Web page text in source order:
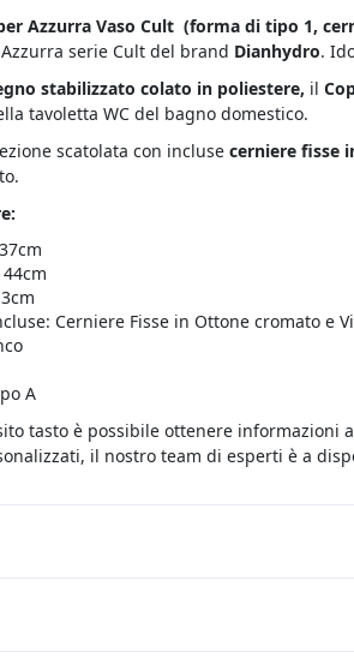
Azzurra Vaso Cult (forma di tipo 1,
serie Cult del brand Dianhydro.
stabilizzato colato in poliestere, il
tavoletta WC del bagno domestico.
scatolata con incluse cerniere fisse
Cerniere Fisse in Ottone cromato e
A
tasto è possibile ottenere
il nostro team di esperti è a